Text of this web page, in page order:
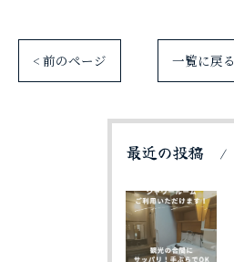
< 前のページ 一覧に戻る
最近の投稿